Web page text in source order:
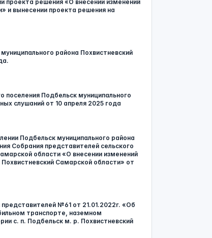
проекта решения «О внесении изменений
и вынесении проекта решения на
района Похвистневский
Подбельск муниципального
слушаний от 10 апреля 2025 года
Подбельск муниципального района
Собрания представителей сельского
области «О внесении изменений
Самарской области» от
№61 от 21.01.2022г. «Об
транспорте, наземном
с. п. Подбельск м. р. Похвистневский